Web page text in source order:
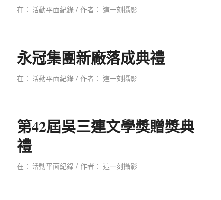
在： 活動平面紀錄 / 作者： 這一刻攝影
永冠集團新廠落成典禮
在： 活動平面紀錄 / 作者： 這一刻攝影
第42屆吳三連文學獎贈獎典
禮
在： 活動平面紀錄 / 作者： 這一刻攝影